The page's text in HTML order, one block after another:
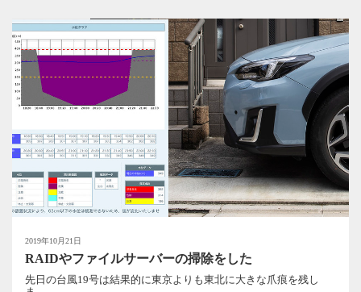
2019年10月21日
RAIDやファイルサーバーの掃除をした
先日の台風19号は結果的に東京よりも東北に大きな爪痕を残し